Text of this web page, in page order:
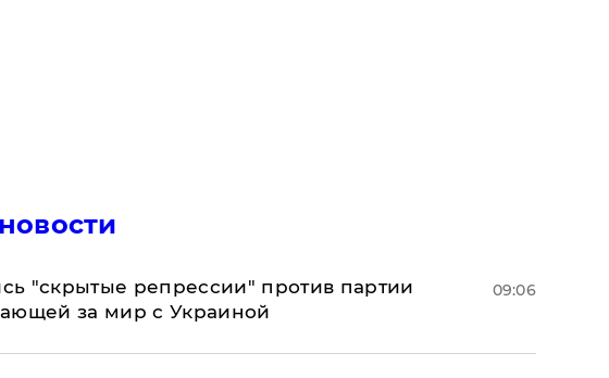
"скрытые репрессии" против партии
за мир с Украиной
09:06